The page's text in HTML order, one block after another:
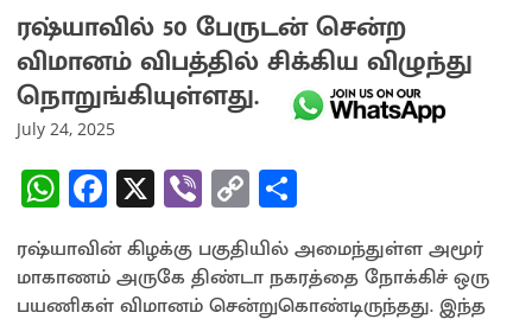
ரஷ்யாவில் 50 பேருடன் சென்ற
விமானம் விபத்தில் சிக்கிய விழுந்து
நொறுங்கியுள்ளது.
July 24, 2025
W
h
at
sA
Fa
ce
b
o
X Vi
b
er
C
o
py
Li
ar
e
ரஷ்யாவின் கிழக்கு பகுதியில் அமைந்துள்ள அமூர்
மாகாணம் அருகே திண்டா நகரத்தை நோக்கிச் ஒரு
பயணிகள் விமானம் சென்றுகொண்டிருந்தது. இந்த